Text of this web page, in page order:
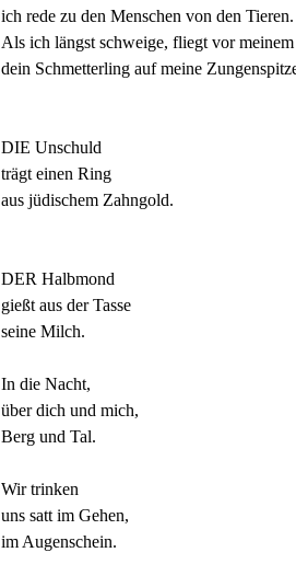
ich rede zu den Menschen von den Tieren.
Als ich längst schweige, fliegt vor
dein Schmetterling auf meine
DIE Unschuld
trägt einen Ring
aus jüdischem Zahngold.
DER Halbmond
gießt aus der Tasse
seine Milch.
In die Nacht,
über dich und mich,
Berg und Tal.
Wir trinken
uns satt im Gehen,
im Augenschein.